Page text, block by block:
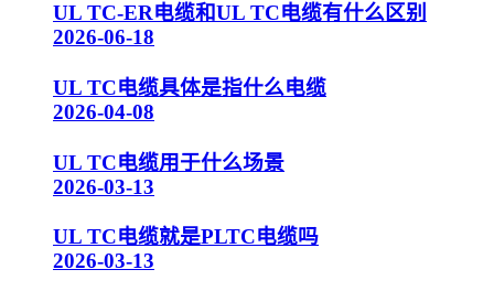
UL TC-ER电缆和UL TC电缆有什么区别
2026-06-18
UL TC电缆具体是指什么电缆
2026-04-08
UL TC电缆用于什么场景
2026-03-13
UL TC电缆就是PLTC电缆吗
2026-03-13